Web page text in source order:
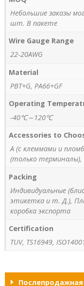
Небольшие заказы
шт. В пакете
Wire Gauge Range
22-20AWG
Material
PBT+G, PA66+GF
Operating
-40℃～120℃
Accessories to
A (с клеммами и
(только терминалы),
Packing
Индивидуальные
этикетка и т. Д.),
коробка экспорта
Certification
TUV, TS16949,
Послепродажная